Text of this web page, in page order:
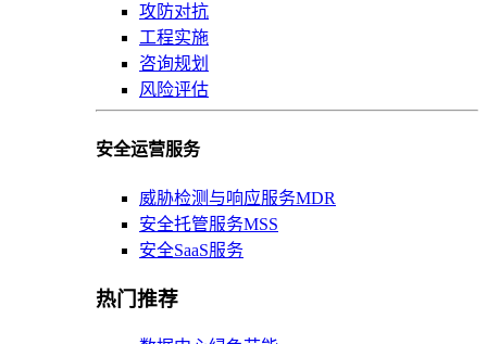
攻防对抗
工程实施
咨询规划
风险评估
安全运营服务
威胁检测与响应服务MDR
安全托管服务MSS
安全SaaS服务
热门推荐